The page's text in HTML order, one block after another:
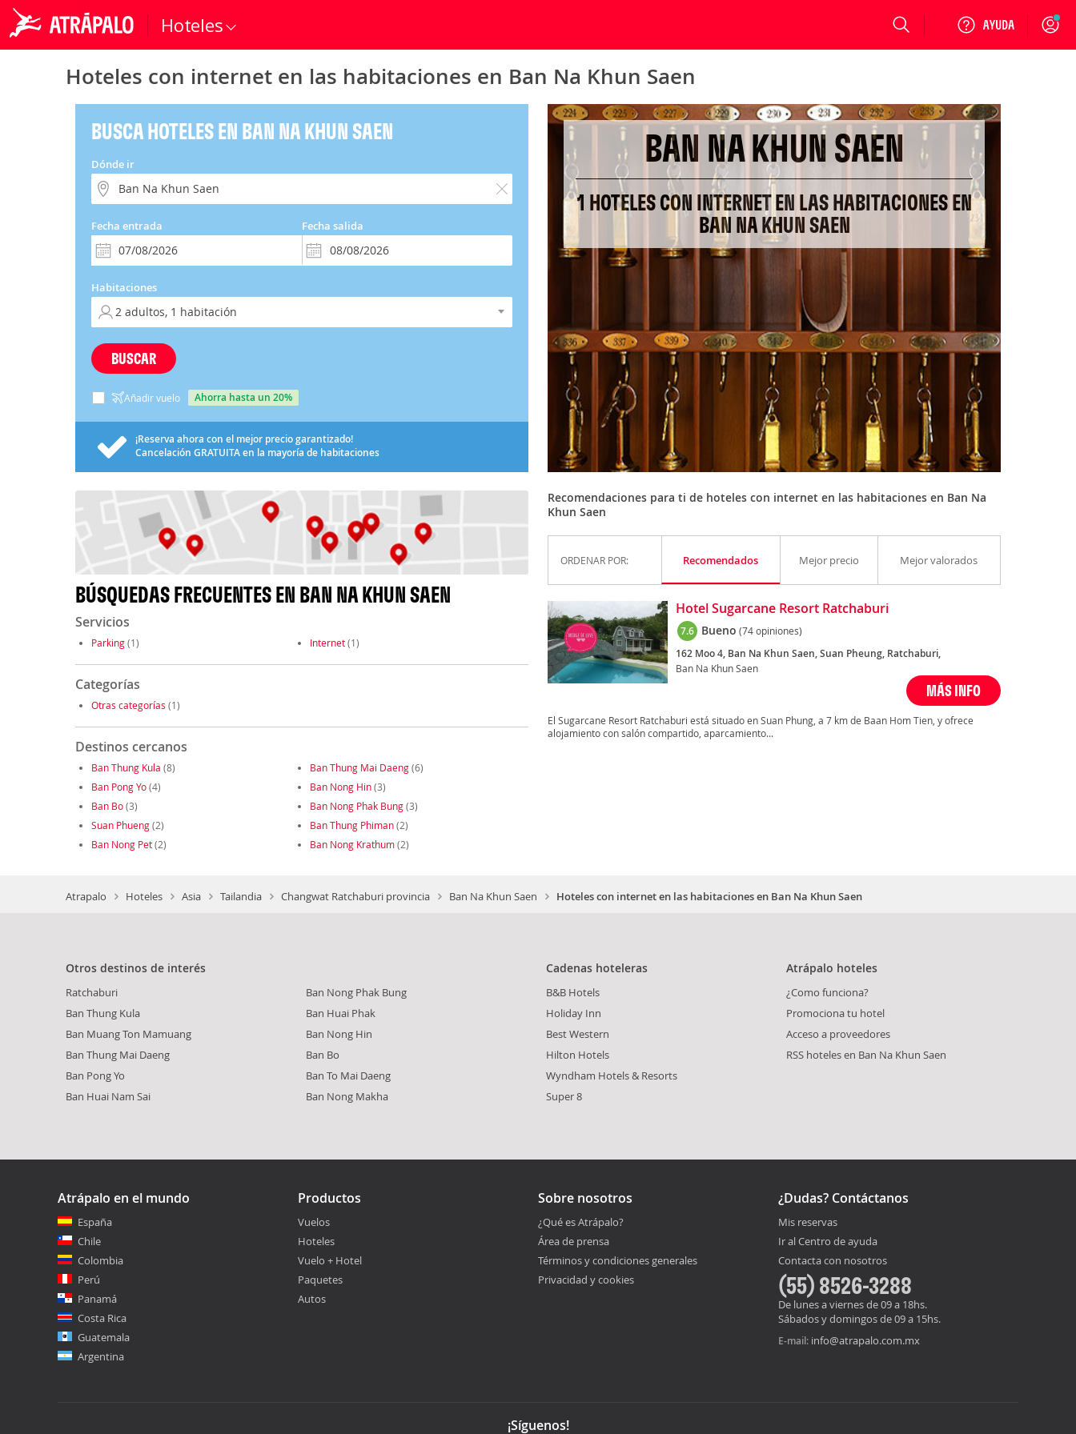
Hoteles Login
Hoteles con internet en las habitaciones en Ban Na Khun Saen
BUSCA HOTELES EN BAN NA KHUN SAEN
Dónde ir
Fecha entrada Fecha salida
Habitaciones
BUSCAR
Añadir vuelo ahorra hasta un 20%
¡Reserva ahora con el mejor precio garantizado!
Cancelación GRATUITAen la mayoría de habitaciones
BÚSQUEDAS FRECUENTES EN BAN NA KHUN SAEN
Servicios
Parking(1) Internet(1)
Categorías
Otras categorías (1)
Destinos cercanos
Ban Thung Kula (8) Ban Thung Mai Daeng(6)
Ban Pong Yo(4) Ban Nong Hin(3)
Ban Bo(3) Ban Nong Phak Bung(3)
Suan Phueng(2) Ban Thung Phiman(2)
Ban Nong Pet(2) Ban Nong Krathum(2)
BAN NA KHUN SAEN
1 HOTELES CON INTERNET EN LAS HABITACIONES EN
BAN NA KHUN SAEN
Recomendaciones para ti de hoteles con internet en las habitaciones en Ban Na
Khun Saen
ORDENAR POR: Recomendados Mejor precio Mejor valorados
Hotel Sugarcane Resort Ratchaburi
7.6 Bueno (74 opiniones)
162 Moo 4, Ban Na Khun Saen, Suan Pheung, Ratchaburi,
Ban Na Khun Saen
MÁS INFO
El Sugarcane Resort Ratchaburi está situado en Suan Phung, a 7 km de Baan Hom Tien, y ofrece
alojamiento con salón compartido, aparcamiento...
Atrapalo Hoteles Asia Tailandia Changwat Ratchaburi provincia Ban Na Khun Saen Hoteles con internet en las habitaciones en Ban Na Khun Saen
Otros destinos de interés
Ratchaburi
Ban Thung Kula
Ban Muang Ton Mamuang
Ban Thung Mai Daeng
Ban Pong Yo
Ban Huai Nam Sai
Ban Nong Phak Bung
Ban Huai Phak
Ban Nong Hin
Ban Bo
Ban To Mai Daeng
Ban Nong Makha
Cadenas hoteleras
B&B Hotels
Holiday Inn
Best Western
Hilton Hotels
Wyndham Hotels & Resorts
Super 8
Atrápalo hoteles
¿Como funciona?
Promociona tu hotel
Acceso a proveedores
RSS hoteles en Ban Na Khun Saen
Atrápalo en el mundo
España
Chile
Colombia
Perú
Panamá
Costa Rica
Guatemala
Argentina
Productos
Vuelos
Hoteles
Vuelo + Hotel
Paquetes
Autos
Sobre nosotros
¿Qué es Atrápalo?
Área de prensa
Términos y condiciones generales
Privacidad y cookies
¿Dudas? Contáctanos
Mis reservas
Ir al Centro de ayuda
Contacta con nosotros
(55) 8526-3288
De lunes a viernes de 09 a 18hs.
Sábados y domingos de 09 a 15hs.
E-mail: info@atrapalo.com.mx
¡Síguenos!